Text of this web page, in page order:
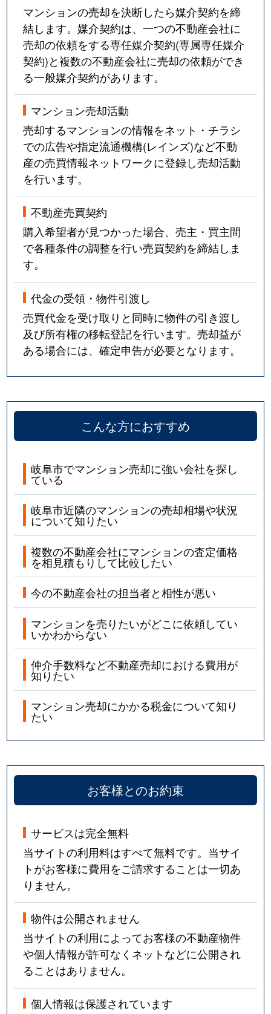
マンションの売却を決断したら媒介契約を締
結します。媒介契約は、一つの不動産会社に
売却の依頼をする専任媒介契約(専属専任媒介
契約)と複数の不動産会社に売却の依頼ができ
る一般媒介契約があります。
マンション売却活動
売却するマンションの情報をネット・チラシ
での広告や指定流通機構(レインズ)など不動
産の売買情報ネットワークに登録し売却活動
を行います。
不動産売買契約
購入希望者が見つかった場合、売主・買主間
で各種条件の調整を行い売買契約を締結しま
す。
代金の受領・物件引渡し
売買代金を受け取りと同時に物件の引き渡し
及び所有権の移転登記を行います。売却益が
ある場合には、確定申告が必要となります。
こんな方におすすめ
岐阜市でマンション売却に強い会社を探し
ている
岐阜市近隣のマンションの売却相場や状況
について知りたい
複数の不動産会社にマンションの査定価格
を相見積もりして比較したい
今の不動産会社の担当者と相性が悪い
マンションを売りたいがどこに依頼してい
いかわからない
仲介手数料など不動産売却における費用が
知りたい
マンション売却にかかる税金について知り
たい
お客様とのお約束
サービスは完全無料
当サイトの利用料はすべて無料です。当サイ
トがお客様に費用をご請求することは一切あ
りません。
物件は公開されません
当サイトの利用によってお客様の不動産物件
や個人情報が許可なくネットなどに公開され
ることはありません。
個人情報は保護されています